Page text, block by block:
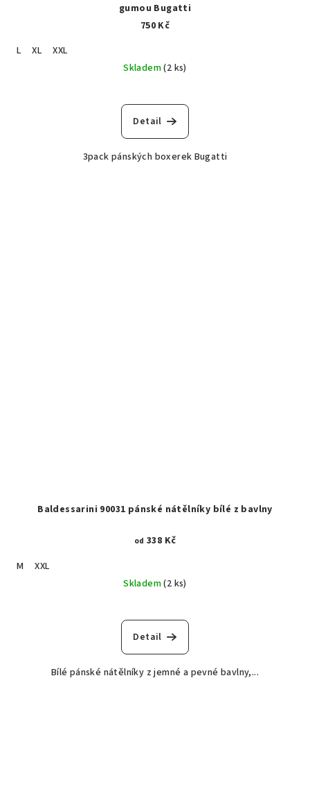
gumou Bugatti
750 Kč
L
XL
XXL
Skladem(2 ks)
Detail
3pack pánských boxerek Bugatti
Baldessarini 90031 pánské nátělníky bílé z bavlny
od 338 Kč
M
XXL
Skladem(2 ks)
Detail
Bílé pánské nátělníky z jemné a pevné bavlny,...